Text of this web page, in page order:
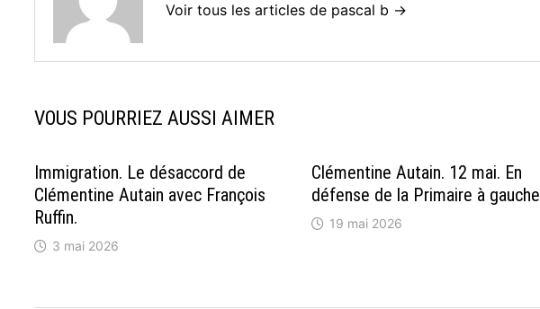
Voir tous les articles de pascal b →
VOUS POURRIEZ AUSSI AIMER
Immigration. Le désaccord de
Clémentine Autain avec François
Ruffin.
3 mai 2026
Clémentine Autain. 12 mai. En
défense de la Primaire à
19 mai 2026